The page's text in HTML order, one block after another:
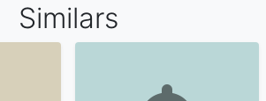
Similars